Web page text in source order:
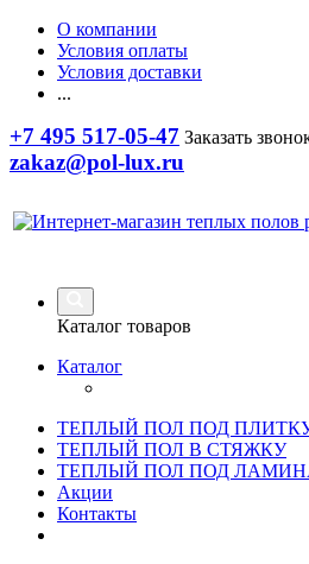
О компании
Условия оплаты
Условия доставки
...
+7 495 517-05-47 Заказать
zakaz@pol-lux.ru
Каталог товаров
Каталог
ТЕПЛЫЙ ПОЛ ПОД
ТЕПЛЫЙ ПОЛ В СТЯЖКУ
ТЕПЛЫЙ ПОЛ ПОД
Акции
Контакты